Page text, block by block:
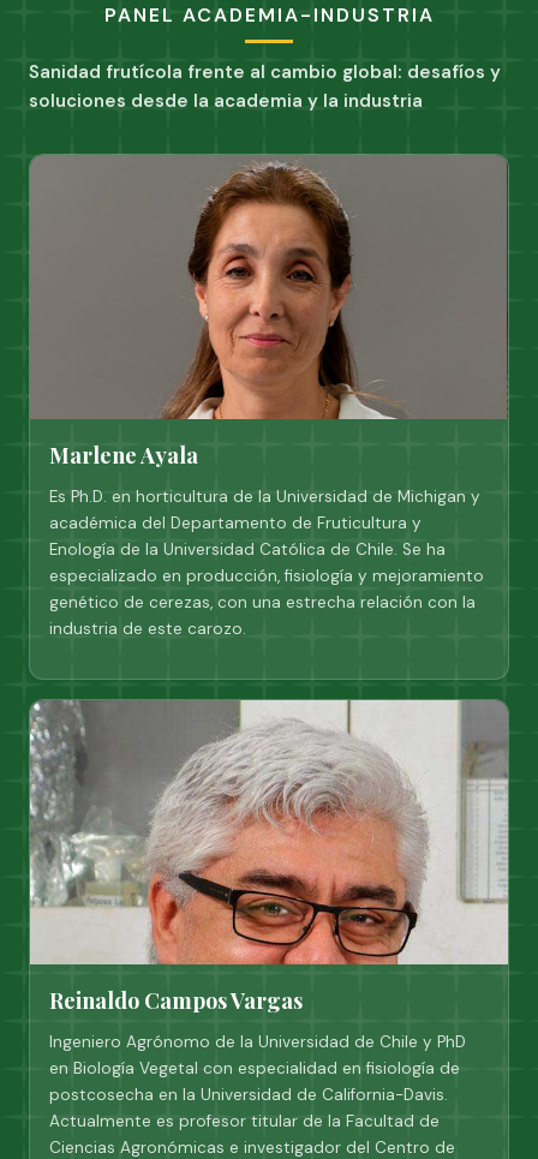
PANEL ACADEMIA-INDUSTRIA
Sanidad frutícola frente al cambio global: desafíos y
soluciones desde la academia y la industria
Marlene Ayala
Es Ph.D. en horticultura de la Universidad de Michigan y
académica del Departamento de Fruticultura y
Enología de la Universidad Católica de Chile. Se ha
especializado en producción, fisiología y mejoramiento
genético de cerezas, con una estrecha relación con la
industria de este carozo.
Reinaldo Campos Vargas
Ingeniero Agrónomo de la Universidad de Chile y PhD
en Biología Vegetal con especialidad en fisiología de
postcosecha en la Universidad de California-Davis.
Actualmente es profesor titular de la Facultad de
Ciencias Agronómicas e investigador del Centro de